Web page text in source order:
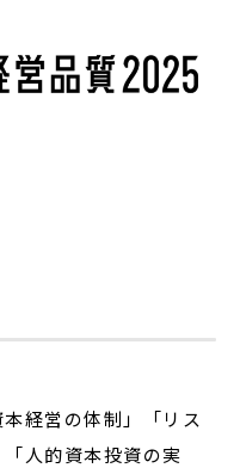
経営の体制」「リス
人的資本投資の実